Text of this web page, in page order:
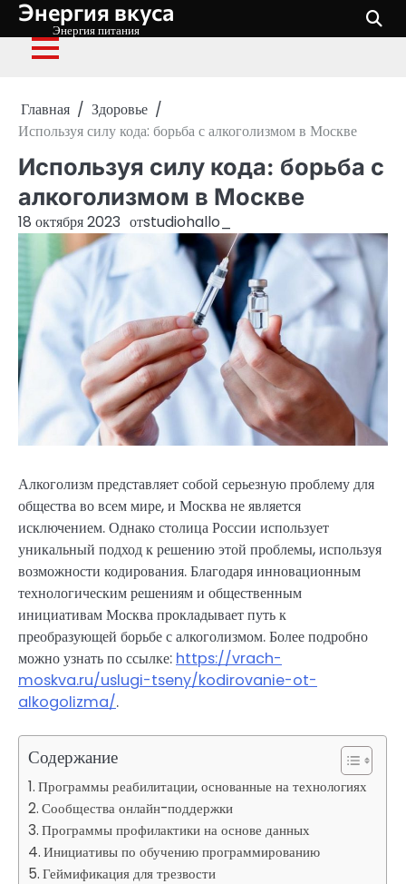
Перейти
содержимому
Энергия вкуса
Энергия питания
Главная
Здоровье
Используя силу кода: борьба с алкоголизмом в Москве
Используя силу кода: борьба с
алкоголизмом в Москве
18 октября 2023 отstudiohallo_
Алкоголизм представляет собой серьезную проблему для
общества во всем мире, и Москва не является
исключением. Однако столица России использует
уникальный подход к решению этой проблемы, используя
возможности кодирования. Благодаря инновационным
технологическим решениям и общественным
инициативам Москва прокладывает путь к
преобразующей борьбе с алкоголизмом. Более подробно
можно узнать по ссылке: https://vrach-
moskva.ru/uslugi-tseny/kodirovanie-ot-
alkogolizma/.
Содержание
Программы реабилитации, основанные на технологиях
Сообщества онлайн-поддержки
Программы профилактики на основе данных
Инициативы по обучению программированию
Геймификация для трезвости